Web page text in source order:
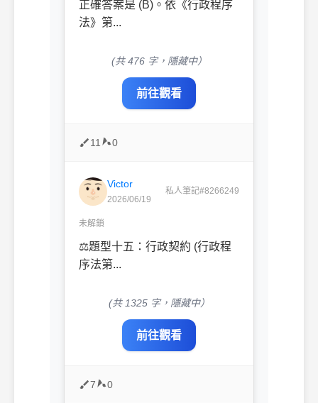
正確答案是 (B)。依《行政程序
法》第...
(共 476 字，隱藏中）
前往觀看
11 0
Victor
2026/06/19
私人筆記#8266249
未解鎖
⚖️題型十五：行政契約 (行政程
序法第...
(共 1325 字，隱藏中）
前往觀看
7 0